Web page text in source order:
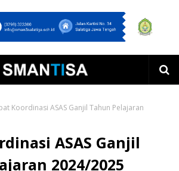
Koordinasi ASAS Ganjil Tahun Pelajaran
ASAS Ganjil
2024/2025